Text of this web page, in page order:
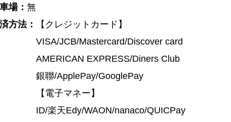
場
無
方法
【クレジットカード】
VISA/JCB/Mastercard/Discover card
AMERICAN EXPRESS/Diners Club
銀聯/ApplePay/GooglePay
【電子マネー】
ID/楽天Edy/WAON/nanaco/QUICPay